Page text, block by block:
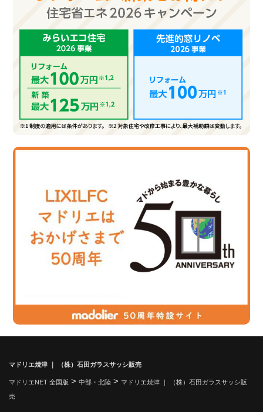
マドリエ焼津 ｜ （株）石田ガラスサッシ販売
マドリエNET 全国版 > 中部・北陸 > マドリエ焼津 ｜ （株）石田ガラスサッシ販
売